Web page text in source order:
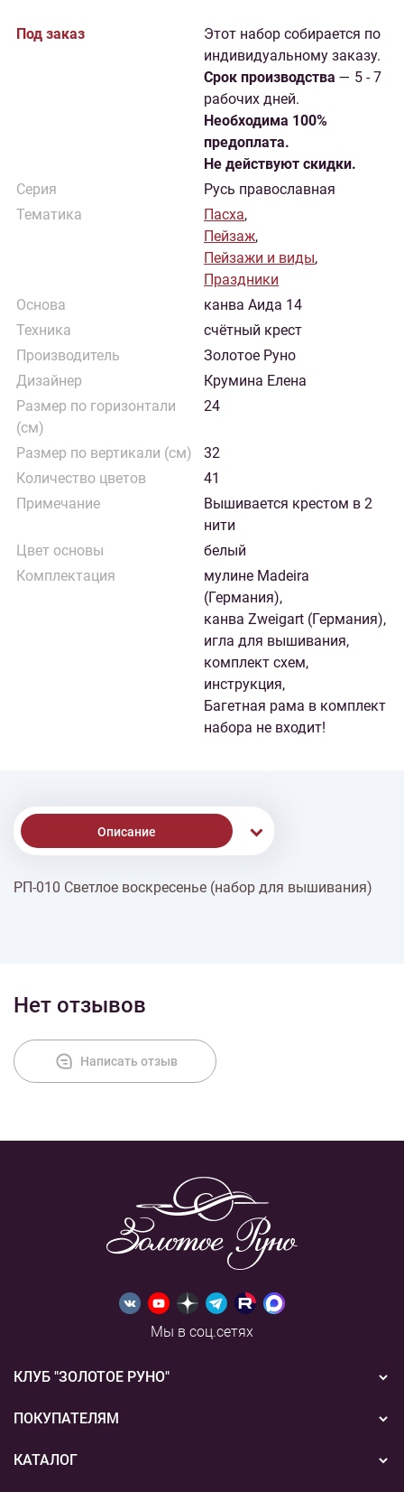
Под заказ
Этот набор собирается по
индивидуальному заказу.
Cрок производства — 5 - 7
рабочих дней.
Необходима 100%
предоплата.
Не действуют скидки.
Серия
Русь православная
Тематика
Пасха,
Пейзаж,
Пейзажи и виды,
Праздники
Основа
канва Аида 14
Техника
счётный крест
Производитель
Золотое Руно
Дизайнер
Крумина Елена
Размер по горизонтали
(см)
24
Размер по вертикали (см)
32
Количество цветов
41
Примечание
Вышивается крестом в 2
нити
Цвет основы
белый
Комплектация
мулине Madeira
(Германия),
канва Zweigart (Германия),
игла для вышивания,
комплект схем,
инструкция,
Багетная рама в комплект
набора не входит!
Описание
Доставка
РП-010 Светлое воскресенье (набор для вышивания)
Нет отзывов
Написать отзыв
Мы в соц.сетях
КЛУБ "ЗОЛОТОЕ РУНО"
Новости
Акции
ПОКУПАТЕЛЯМ
Бонусная система
КАТАЛОГ